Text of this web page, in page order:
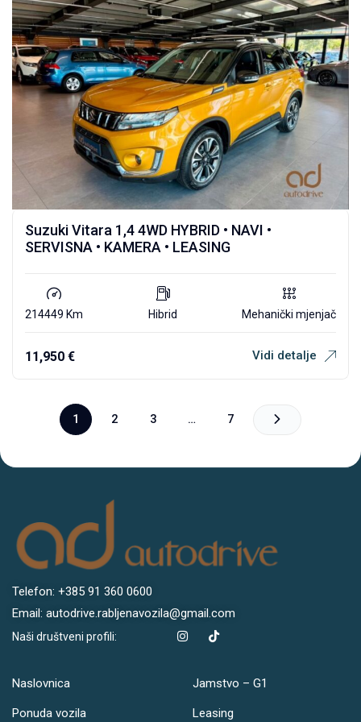
Suzuki Vitara 1,4 4WD HYBRID • NAVI •
SERVISNA • KAMERA • LEASING
214449 Km Hibrid Mehanički mjenjač
11,950 € Vidi detalje
1 2 3 … 7
Telefon: +385 91 360 0600
Email: autodrive.rabljenavozila@gmail.com
Naši društveni profili:
Naslovnica
Ponuda vozila
Jamstvo – G1
Leasing